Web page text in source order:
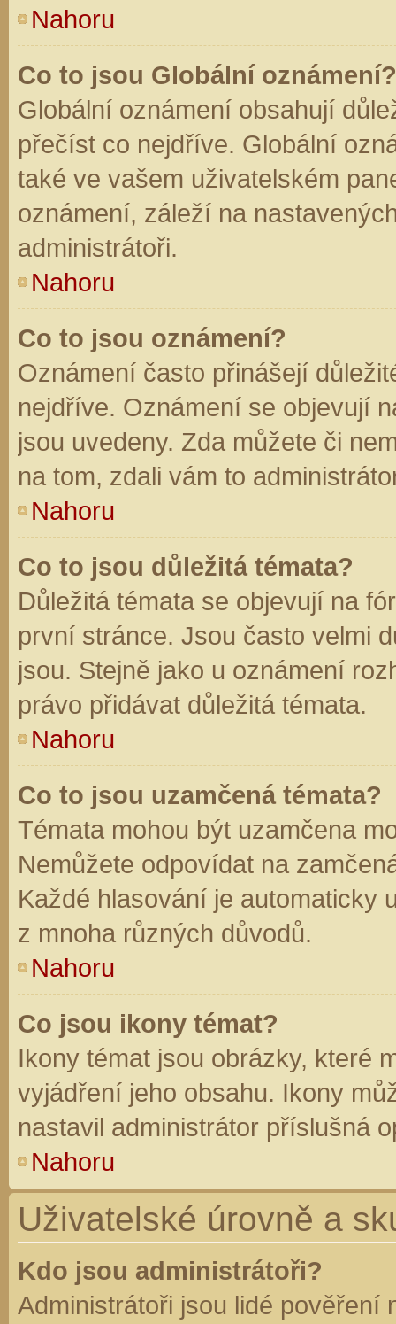
Nahoru
Co to jsou Globální oznámení?
Globální oznámení obsahují
přečíst co nejdříve. Globální
také ve vašem uživatelském
oznámení, záleží na
administrátoři.
Nahoru
Co to jsou oznámení?
Oznámení často přinášejí
nejdříve. Oznámení se objevují
jsou uvedeny. Zda můžete či
na tom, zdali vám to
Nahoru
Co to jsou důležitá témata?
Důležitá témata se objevují na
první stránce. Jsou často velmi
jsou. Stejně jako u oznámení
právo přidávat důležitá témata.
Nahoru
Co to jsou uzamčená témata?
Témata mohou být uzamčena
Nemůžete odpovídat na
Každé hlasování je automaticky
z mnoha různých důvodů.
Nahoru
Co jsou ikony témat?
Ikony témat jsou obrázky, které
vyjádření jeho obsahu. Ikony
nastavil administrátor příslušná
Nahoru
Uživatelské úrovně a
Kdo jsou administrátoři?
Administrátoři jsou lidé pověření